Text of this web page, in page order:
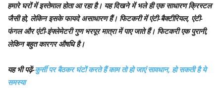
हमारे घरों में इस्तेमाल होता आ रहा है। यह दिखने में भले ही एक साधारण क्रिस्टल
जैसी हो, लेकिन इसके फायदे असाधारण हैं। फिटकरी में एंटी-बैक्टीरियल, एंटी-
फंगल और एंटी-इंफ्लेमेटरी गुण भरपूर मात्रा में पाए जाते हैं। फिटकरी एक पुरानी,
लेकिन बहुत कारगर औषधि है।
यह भी पढ़ें-कुर्सी पर बैठकर घंटों करते हैं काम तो हो जाएं सावधान, हो सकती है ये
समस्या